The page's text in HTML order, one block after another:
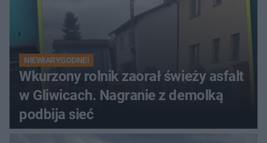
NIEWIARYGODNE!
Wkurzony rolnik zaorał świeży asfalt
w Gliwicach. Nagranie z demolką
podbija sieć